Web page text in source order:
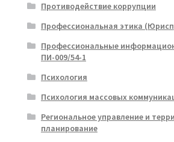
Противодействие коррупции
Профессиональная этика
Профессиональные
ПИ-009/54-1
Психология
Психология массовых
Региональное управление и
планирование